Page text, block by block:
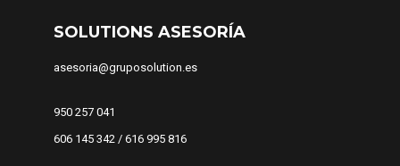
SOLUTIONS ASESORÍA
asesoria@gruposolution.es
950 257 041
606 145 342 / 616 995 816